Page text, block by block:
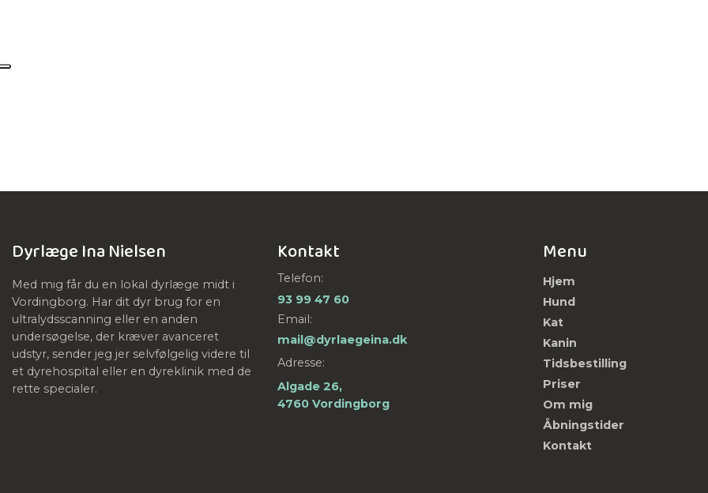
Dyrlæge Ina Nielsen
Med mig får du en lokal dyrlæge midt i
Vordingborg. Har dit dyr brug for en
ultralydsscanning eller en anden
undersøgelse, der kræver avanceret
udstyr, sender jeg jer selvfølgelig videre til
et dyrehospital eller en dyreklinik med de
rette specialer.
Kontakt
Telefon:
93 99 47 60
Email:
mail@dyrlaegeina.dk
Adresse:
Algade 26,
4760 Vordingborg
Menu
Hjem
Hund
Kat
Kanin
Tidsbestilling
Priser
Om mig
Åbningstider
Kontakt